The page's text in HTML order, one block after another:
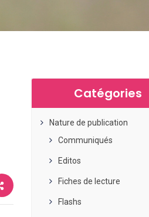
Catégories
Nature de publication
Communiqués
Editos
Fiches de lecture
Flashs